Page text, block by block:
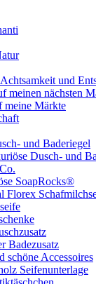
und
meinen nächsten
meine Märkte
und Baderiegel
Dusch- und
SoapRocks®
Florex
Badezusatz
schöne Accessoires
Seifenunterlage